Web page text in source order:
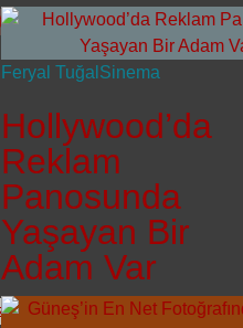
Feryal Tuğal Sinema
Hollywood’da
Reklam
Panosunda
Yaşayan Bir
Adam Var